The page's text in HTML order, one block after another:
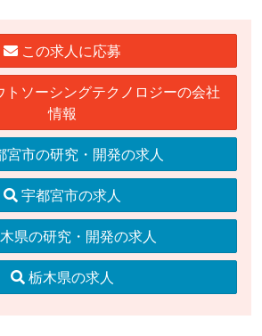
この求人に応募
トソーシングテクノロジーの会社
情報
宮市の研究・開発の求人
宇都宮市の求人
県の研究・開発の求人
栃木県の求人